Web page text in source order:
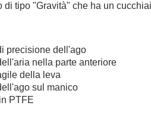
di tipo "Gravità" che ha un
precisione dell'ago
nella parte anteriore
della leva
sul manico
PTFE